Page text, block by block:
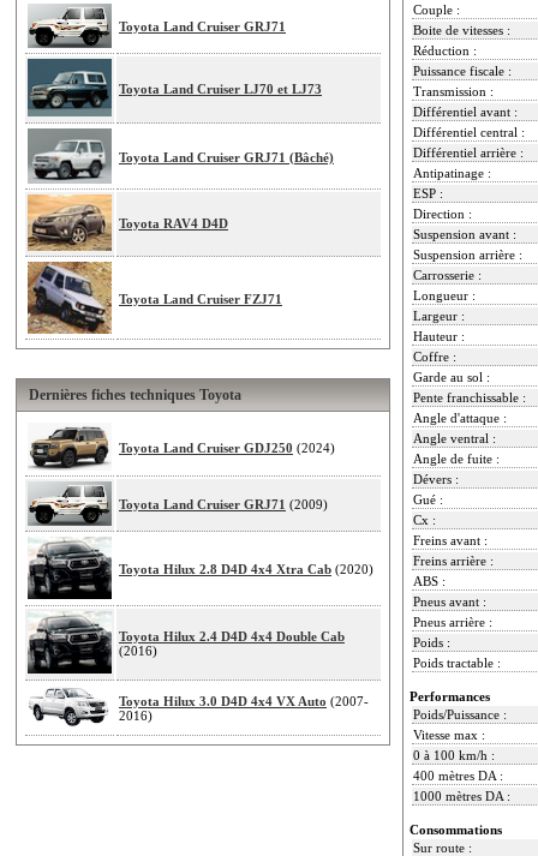
Toyota Land Cruiser GRJ71
Toyota Land Cruiser LJ70 et LJ73
Toyota Land Cruiser GRJ71 (Bâché)
Toyota RAV4 D4D
Toyota Land Cruiser FZJ71
Dernières fiches techniques Toyota
Toyota Land Cruiser GDJ250 (2024)
Toyota Land Cruiser GRJ71 (2009)
Toyota Hilux 2.8 D4D 4x4 Xtra Cab (2020)
Toyota Hilux 2.4 D4D 4x4 Double Cab
(2016)
Toyota Hilux 3.0 D4D 4x4 VX Auto (2007-
2016)
Couple :
Boite de vitesses :
Réduction :
Puissance fiscale :
Transmission :
Différentiel avant :
Différentiel central :
Différentiel arrière :
Antipatinage :
ESP :
Direction :
Suspension avant :
Suspension arrière :
Carrosserie :
Longueur :
Largeur :
Hauteur :
Coffre :
Garde au sol :
Pente franchissable :
Angle d'attaque :
Angle ventral :
Angle de fuite :
Dévers :
Gué :
Cx :
Freins avant :
Freins arrière :
ABS :
Pneus avant :
Pneus arrière :
Poids :
Poids tractable :
Performances
Poids/Puissance :
Vitesse max :
0 à 100 km/h :
400 mètres DA :
1000 mètres DA :
Consommations
Sur route :